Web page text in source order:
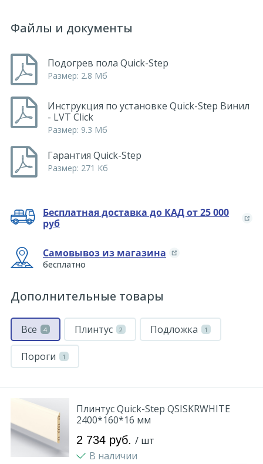
Файлы и документы
Подогрев пола Quick-Step
Размер: 2.8 Мб
Инструкция по установке Quick-Step Винил
- LVT Click
Размер: 9.3 Мб
Гарантия Quick-Step
Размер: 271 Кб
Бесплатная доставка до КАД от 25 000
руб
Самовывоз из магазина
бесплатно
Дополнительные товары
Все 4 Плинтус 2 Подложка 1
Пороги 1
Плинтус Quick-Step QSISKRWHITE
2400*160*16 мм
2 734 руб. / шт
В наличии